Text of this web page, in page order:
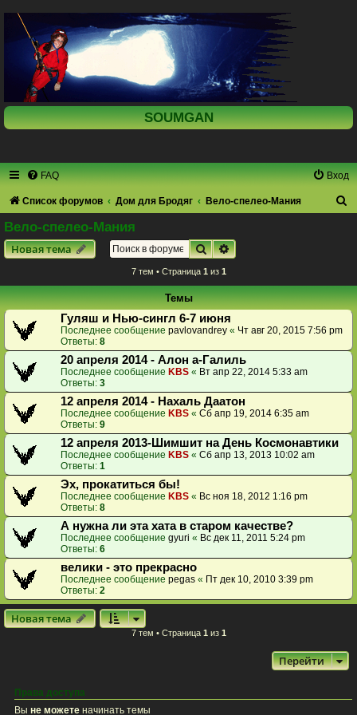
SOUMGAN
FAQ Вход
Список форумов Дом для Бродяг Вело-спелео-Мания
к
Вело-спелео-Мания
Новая тема
ПоискРасширенный поиск
7 тем • Страница 1 из 1
Темы
Гуляш и Нью-сингл 6-7 июня
Последнее сообщение pavlovandrey « Чт авг 20, 2015 7:56 pm
Ответы: 8
20 апреля 2014 - Алон а-Галиль
Последнее сообщение KBS « Вт апр 22, 2014 5:33 am
Ответы: 3
12 апреля 2014 - Нахаль Даатон
Последнее сообщение KBS « Сб апр 19, 2014 6:35 am
Ответы: 9
12 апреля 2013-Шимшит на День Космонавтики
Последнее сообщение KBS « Сб апр 13, 2013 10:02 am
Ответы: 1
Эх, прокатиться бы!
Последнее сообщение KBS « Вс ноя 18, 2012 1:16 pm
Ответы: 8
А нужна ли эта хата в старом качестве?
Последнее сообщение gyuri « Вс дек 11, 2011 5:24 pm
Ответы: 6
велики - это прекрасно
Последнее сообщение pegas « Пт дек 10, 2010 3:39 pm
Ответы: 2
Новая тема
7 тем • Страница 1 из 1
Перейти
Права доступа
Вы не можете начинать темы